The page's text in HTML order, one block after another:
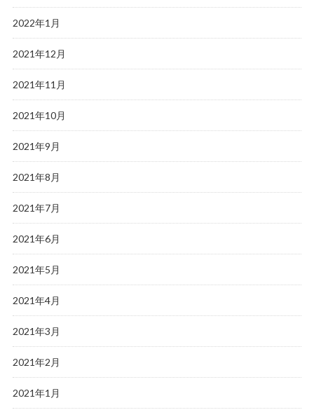
2022年1月
2021年12月
2021年11月
2021年10月
2021年9月
2021年8月
2021年7月
2021年6月
2021年5月
2021年4月
2021年3月
2021年2月
2021年1月